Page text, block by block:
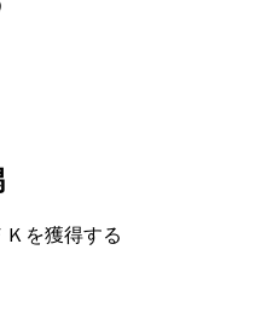
を獲得する